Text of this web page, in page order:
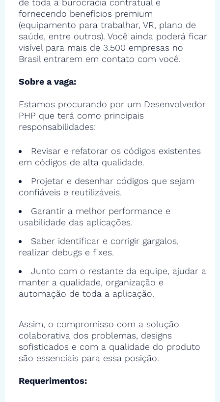
de toda a burocracia contratual e
fornecendo benefícios premium
(equipamento para trabalhar, VR, plano de
saúde, entre outros). Você ainda poderá ficar
visível para mais de 3.500 empresas no
Brasil entrarem em contato com você.
Sobre a vaga:
Estamos procurando por um Desenvolvedor
PHP que terá como principais
responsabilidades:
Revisar e refatorar os códigos existentes
em códigos de alta qualidade.
Projetar e desenhar códigos que sejam
confiáveis e reutilizáveis.
Garantir a melhor performance e
usabilidade das aplicações.
Saber identificar e corrigir gargalos,
realizar debugs e fixes.
Junto com o restante da equipe, ajudar a
manter a qualidade, organização e
automação de toda a aplicação.
Assim, o compromisso com a solução
colaborativa dos problemas, designs
sofisticados e com a qualidade do produto
são essenciais para essa posição.
Requerimentos: